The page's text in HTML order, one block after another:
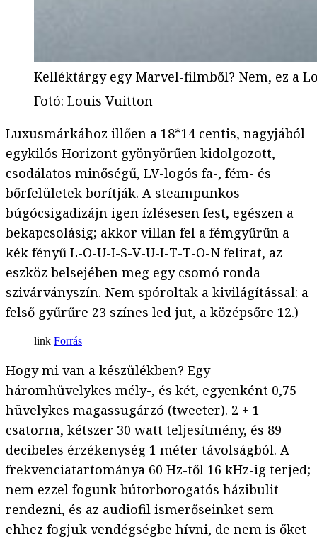
Kelléktárgy egy Marvel-filmből? Nem, ez a
Fotó: Louis Vuitton
Luxusmárkához illően a 18*14 centis, nagyjából
egykilós Horizont gyönyörűen kidolgozott,
csodálatos minőségű, LV-logós fa-, fém- és
bőrfelületek borítják. A steampunkos
búgócsigadizájn igen ízlésesen fest, egészen a
bekapcsolásig; akkor villan fel a fémgyűrűn a
kék fényű L-O-U-I-S-V-U-I-T-T-O-N felirat, az
eszköz belsejében meg egy csomó ronda
szivárványszín. Nem spóroltak a kivilágítással: a
felső gyűrűre 23 színes led jut, a középsőre 12.)
Forrás
Hogy mi van a készülékben? Egy
háromhüvelykes mély-, és két, egyenként 0,75
hüvelykes magassugárzó (tweeter). 2 + 1
csatorna, kétszer 30 watt teljesítmény, és 89
decibeles érzékenység 1 méter távolságból. A
frekvenciatartománya 60 Hz-től 16 kHz-ig terjed;
nem ezzel fogunk bútorborogatós házibulit
rendezni, és az audiofil ismerőseinket sem
ehhez fogjuk vendégségbe hívni, de nem is őket